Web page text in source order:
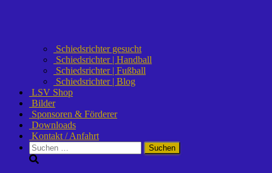
Schiedsrichter gesucht
Schiedsrichter | Handball
Schiedsrichter | Fußball
Schiedsrichter | Blog
LSV Shop
Bilder
Sponsoren & Förderer
Downloads
Kontakt / Anfahrt
Suchen
nach: